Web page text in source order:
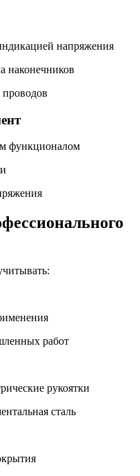
напряжения
наконечников
проводов
функционалом
работ
рукоятки
сталь